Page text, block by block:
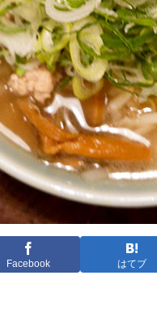
Facebook はてブ